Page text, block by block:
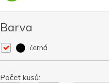
Barva
černá
Počet kusů: